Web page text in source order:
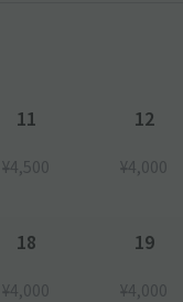
11
¥4,500
12
¥4,000
18
¥4,000
19
¥4,000